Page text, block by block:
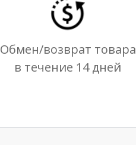
Обмен/возврат товара
в течение 14 дней